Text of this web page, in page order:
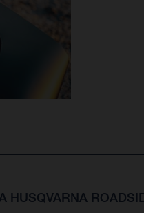
HUSQVARNA